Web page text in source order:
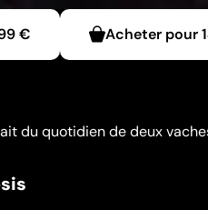
€ Acheter pour
du quotidien de deux